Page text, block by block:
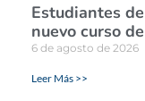
Estudiantes
nuevo curso
6 de agosto de 2026
Leer Más >>